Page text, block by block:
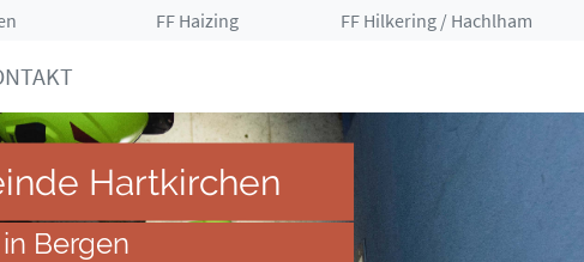
FF Haizing FF Hilkering / Hachlham
Hartkirchen
Bergen